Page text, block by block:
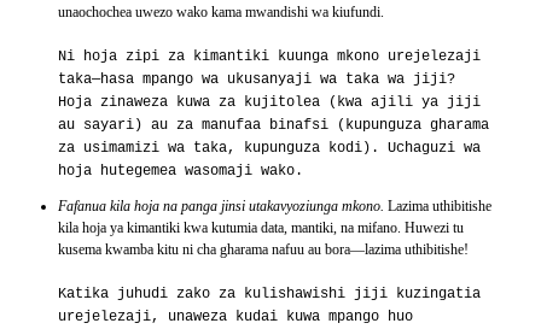
unaochochea uwezo wako kama mwandishi wa kiufundi.
Ni hoja zipi za kimantiki kuunga mkono urejelezaji
taka—hasa mpango wa ukusanyaji wa taka wa jiji?
Hoja zinaweza kuwa za kujitolea (kwa ajili ya jiji
au sayari) au za manufaa binafsi (kupunguza gharama
za usimamizi wa taka, kupunguza kodi). Uchaguzi wa
hoja hutegemea wasomaji wako.
Fafanua kila hoja na panga jinsi utakavyoziunga mkono. Lazima uthibitishe
kila hoja ya kimantiki kwa kutumia data, mantiki, na mifano. Huwezi tu
kusema kwamba kitu ni cha gharama nafuu au bora—lazima uthibitishe!
Katika juhudi zako za kulishawishi jiji kuzingatia
urejelezaji, unaweza kudai kuwa mpango huo